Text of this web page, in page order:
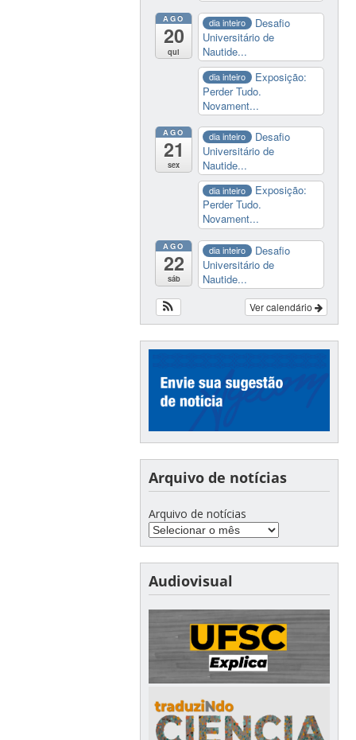
AGO
20
qui
dia inteiro
Desafio
Universitário de
Nautide...
dia inteiro
Exposição:
Perder Tudo.
Novament...
AGO
21
sex
dia inteiro
Desafio
Universitário de
Nautide...
dia inteiro
Exposição:
Perder Tudo.
Novament...
AGO
22
sáb
dia inteiro
Desafio
Universitário de
Nautide...
Ver calendário
Arquivo de notícias
Arquivo de notícias
Audiovisual